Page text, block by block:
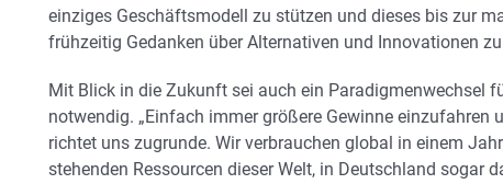
einziges Geschäftsmodell zu stützen und dieses bis zur
frühzeitig Gedanken über Alternativen und Innovationen
Mit Blick in die Zukunft sei auch ein Paradigmenwechsel
notwendig. „Einfach immer größere Gewinne einzufahren
richtet uns zugrunde. Wir verbrauchen global in einem
stehenden Ressourcen dieser Welt, in Deutschland sogar